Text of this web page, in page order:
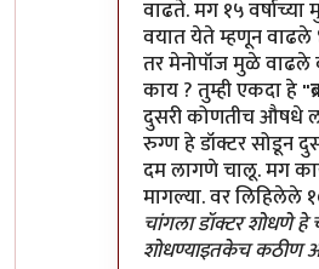
वाढते. मग १५
वयात येते म्हणून वाढले
तर मेनोपॉज मुळे वाढले
काय ? तुम्ही एकदा हे
दुसरी कोणतीच औषधे
रुग्ण हे डॉक्टर सोडून
दम लागणे चालू. मग
मागल्या. वर
चांगला डॉक्टर शोधणे हे
शोधण्याइतकेच कठीण